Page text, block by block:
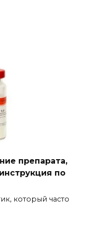
препарата,
по
который часто